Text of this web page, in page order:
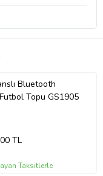
Bluetooth
Topu GS1905
TL
Taksitlerle